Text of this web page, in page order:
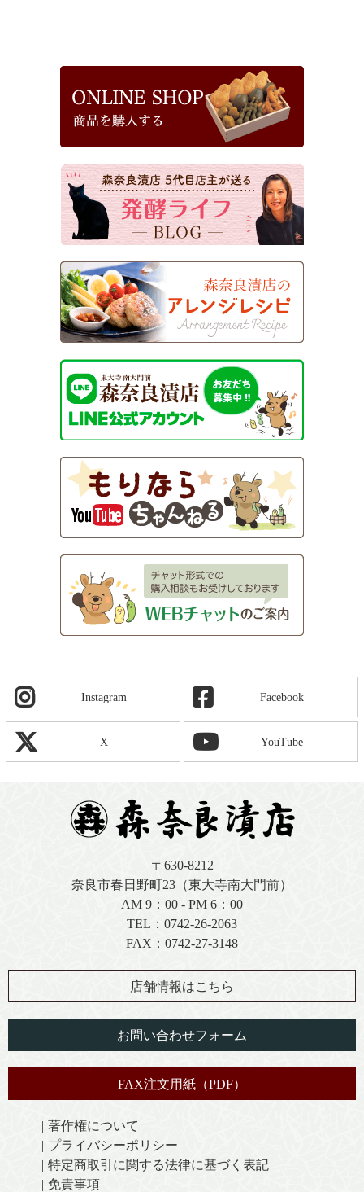
Instagram Facebook
X YouTube
〒630-8212
奈良市春日野町23（東大寺南大門前）
AM 9：00 - PM 6：00
TEL： 0742-26-2063
FAX：0742-27-3148
店舗情報はこちら
お問い合わせフォーム
FAX注文用紙（PDF）
著作権について
プライバシーポリシー
特定商取引に関する法律に基づく表記
免責事項